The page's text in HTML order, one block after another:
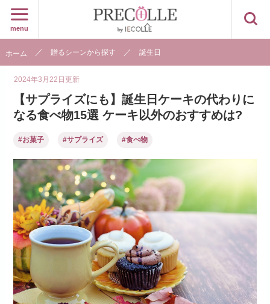
menu
ホーム 贈るシーンから探す 誕生日
2024年3月22日更新
【サプライズにも】誕生日ケーキの代わりに
なる食べ物15選 ケーキ以外のおすすめは?
#お菓子 #サプライズ #食べ物